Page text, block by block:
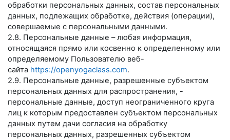
обработки персональных данных, состав персональных
данных, подлежащих обработке, действия (операции),
совершаемые с персональными данными.
2.8. Персональные данные – любая информация,
относящаяся прямо или косвенно к определенному или
определяемому Пользователю веб-
сайта https://openyogaclass.com.
2.9. Персональные данные, разрешенные субъектом
персональных данных для распространения, -
персональные данные, доступ неограниченного круга
лиц к которым предоставлен субъектом персональных
данных путем дачи согласия на обработку
персональных данных, разрешенных субъектом